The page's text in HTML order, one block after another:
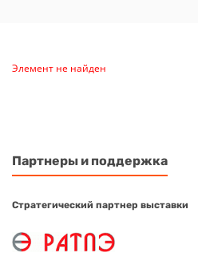
Элемент не найден
Партнеры и поддержка
Стратегический партнер выставки